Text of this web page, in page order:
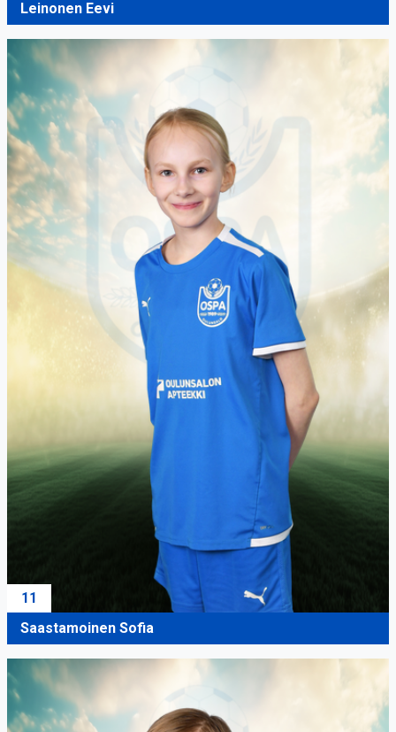
Leinonen Eevi
11
Saastamoinen Sofia